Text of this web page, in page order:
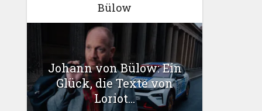
Bülow
Johann von Bülow: Ein
Glück, die Texte von
Loriot...